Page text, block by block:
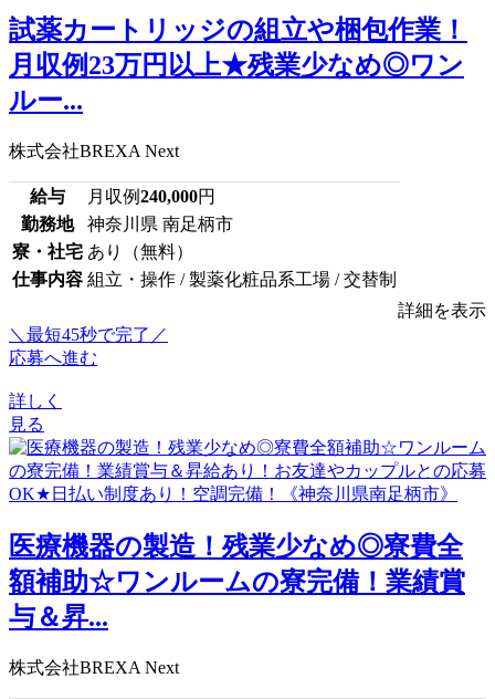
試薬カートリッジの組立や梱包作業！
月収例23万円以上★残業少なめ◎ワン
ルー...
株式会社BREXA Next
給与 月収例240,000円
勤務地
神奈川県 南足柄市
寮・社宅 あり（無料）
仕事内容 組立・操作 / 製薬化粧品系工場 / 交替制
詳細を表示
＼最短45秒で完了／
応募へ進む
詳しく
見る
医療機器の製造！残業少なめ◎寮費全
額補助☆ワンルームの寮完備！業績賞
与＆昇...
株式会社BREXA Next